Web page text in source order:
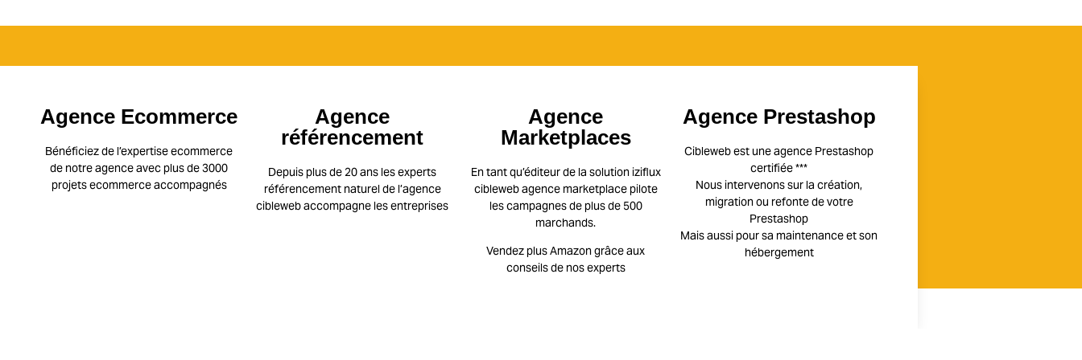
Agence Ecommerce
Bénéficiez de l’expertise ecommerce
de notre agence avec plus de 3000
projets ecommerce accompagnés
Agence
référencement
Depuis plus de 20 ans les experts
référencement naturel de l’agence
cibleweb accompagne les entreprises
Agence
Marketplaces
En tant qu’éditeur de la solution iziflux
cibleweb agence marketplace pilote
les campagnes de plus de 500
marchands.
Vendez plus Amazongrâce aux
conseils de nos experts
Agence Prestashop
Cibleweb est une agence Prestashop
certifiée ***
Nous intervenons sur la création,
migration ou refonte de votre
Prestashop
Mais aussi pour sa maintenance et son
hébergement